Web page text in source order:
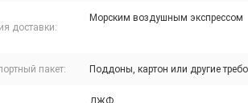
доставки:
Морским воздушным экспрессом
пакет: Поддоны, картон или другие